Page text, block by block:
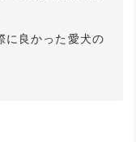
に良かった愛犬の